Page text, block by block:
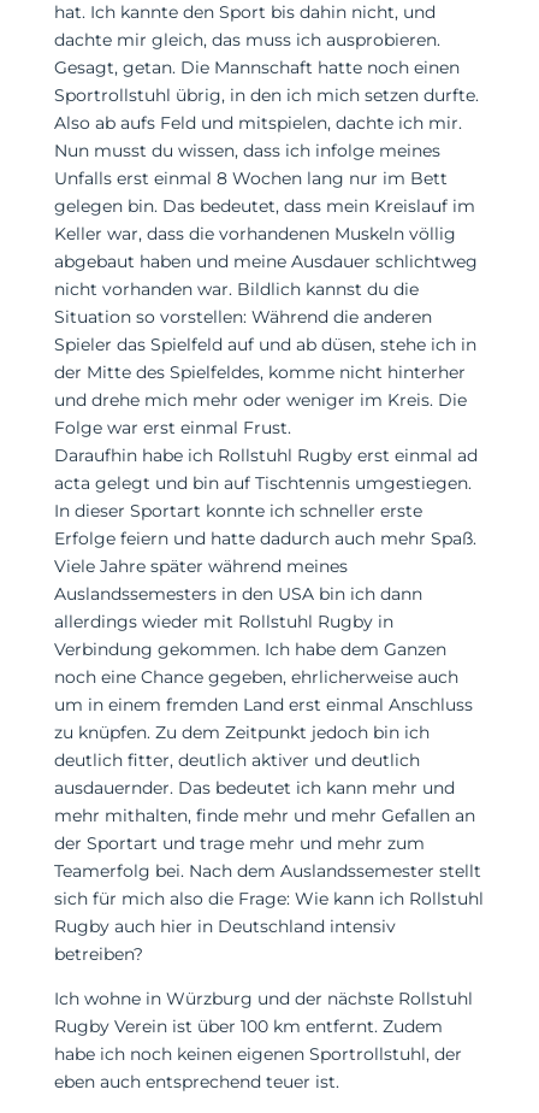
hat. Ich kannte den Sport bis dahin nicht, und
dachte mir gleich, das muss ich ausprobieren.
Gesagt, getan. Die Mannschaft hatte noch einen
Sportrollstuhl übrig, in den ich mich setzen durfte.
Also ab aufs Feld und mitspielen, dachte ich mir.
Nun musst du wissen, dass ich infolge meines
Unfalls erst einmal 8 Wochen lang nur im Bett
gelegen bin. Das bedeutet, dass mein Kreislauf im
Keller war, dass die vorhandenen Muskeln völlig
abgebaut haben und meine Ausdauer schlichtweg
nicht vorhanden war. Bildlich kannst du die
Situation so vorstellen: Während die anderen
Spieler das Spielfeld auf und ab düsen, stehe ich in
der Mitte des Spielfeldes, komme nicht hinterher
und drehe mich mehr oder weniger im Kreis. Die
Folge war erst einmal Frust.
Daraufhin habe ich Rollstuhl Rugby erst einmal ad
acta gelegt und bin auf Tischtennis umgestiegen.
In dieser Sportart konnte ich schneller erste
Erfolge feiern und hatte dadurch auch mehr Spaß.
Viele Jahre später während meines
Auslandssemesters in den USA bin ich dann
allerdings wieder mit Rollstuhl Rugby in
Verbindung gekommen. Ich habe dem Ganzen
noch eine Chance gegeben, ehrlicherweise auch
um in einem fremden Land erst einmal Anschluss
zu knüpfen. Zu dem Zeitpunkt jedoch bin ich
deutlich fitter, deutlich aktiver und deutlich
ausdauernder. Das bedeutet ich kann mehr und
mehr mithalten, finde mehr und mehr Gefallen an
der Sportart und trage mehr und mehr zum
Teamerfolg bei. Nach dem Auslandssemester stellt
sich für mich also die Frage: Wie kann ich Rollstuhl
Rugby auch hier in Deutschland intensiv
betreiben?
Ich wohne in Würzburg und der nächste Rollstuhl
Rugby Verein ist über 100 km entfernt. Zudem
habe ich noch keinen eigenen Sportrollstuhl, der
eben auch entsprechend teuer ist.